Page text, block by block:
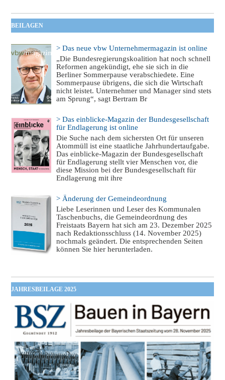
BEILAGEN
> Das neue vbw Unternehmermagazin ist online
„Die Bundesregierungskoalition hat noch schnell
Reformen angekündigt, ehe sie sich in die
Berliner Sommerpause verabschiedete. Eine
Sommerpause übrigens, die sich die Wirtschaft
nicht leistet. Unternehmer und Manager sind stets
am Sprung“, sagt Bertram Br
> Das einblicke-Magazin der Bundesgesellschaft
für Endlagerung ist online
Die Suche nach dem sichersten Ort für unseren
Atommüll ist eine staatliche Jahrhundertaufgabe.
Das einblicke-Magazin der Bundesgesellschaft
für Endlagerung stellt vier Menschen vor, die
diese Mission bei der Bundesgesellschaft für
Endlagerung mit ihre
> Änderung der Gemeindeordnung
Liebe Leserinnen und Leser des Kommunalen
Taschenbuchs, die Gemeindeordnung des
Freistaats Bayern hat sich am 23. Dezember 2025
nach Redaktionsschluss (14. November 2025)
nochmals geändert. Die entsprechenden Seiten
können Sie hier herunterladen.
JAHRESBEILAGE 2025